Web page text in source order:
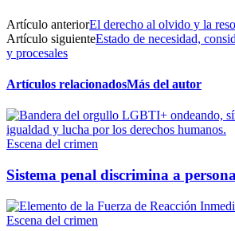
Twitter
Whatsapp
Artículo anteriorEl derecho al olvido y la
Artículo siguienteEstado de necesidad,
y procesales
Artículos relacionadosMás del autor
Escena del crimen
Sistema penal discrimina a
Escena del crimen